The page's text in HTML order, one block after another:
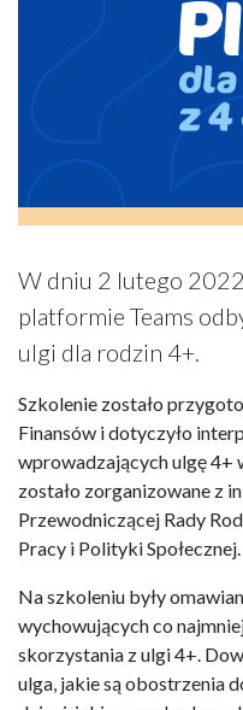
W dniu 2 lutego
platformie Teams
ulgi dla rodzin 4+.
Szkolenie zostało
Finansów i dotyczyło
wprowadzających ulgę 4+
zostało zorganizowane z
Przewodniczącej Rady
Pracy i Polityki Społecznej.
Na szkoleniu były
wychowujących co
skorzystania z ulgi 4+.
ulga, jakie są obostrzenia